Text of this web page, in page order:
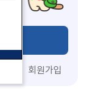
회원가입